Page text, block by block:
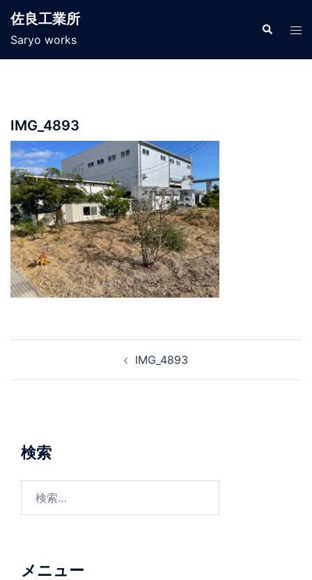
ン
佐良工業所
Saryo works
検
索
ト
IMG_4893
ー
シ
ョ
IMG_4893
検索
メニュー